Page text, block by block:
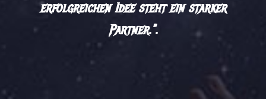
erfolgreichen Idee steht ein starker
Partner.".